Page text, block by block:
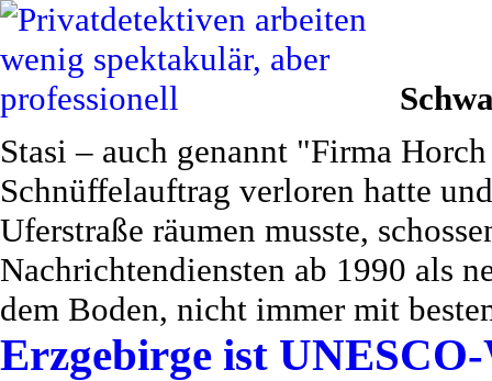
Stasi – auch genannt "Firma
Schnüffelauftrag verloren hatte
Uferstraße räumen musste,
Nachrichtendiensten ab 1990 als
dem Boden, nicht immer mit
Erzgebirge ist